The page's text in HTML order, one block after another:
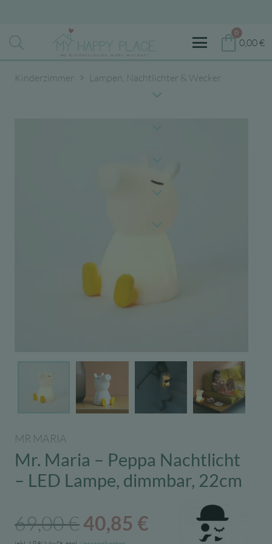
0
0,00€
Kinderzimmer Lampen, Nachtlichter & Wecker
MR MARIA
Mr. Maria – Peppa Nachtlicht
– LED Lampe, dimmbar, 22cm
69,00€Ursprünglicher
40,85 € Aktueller